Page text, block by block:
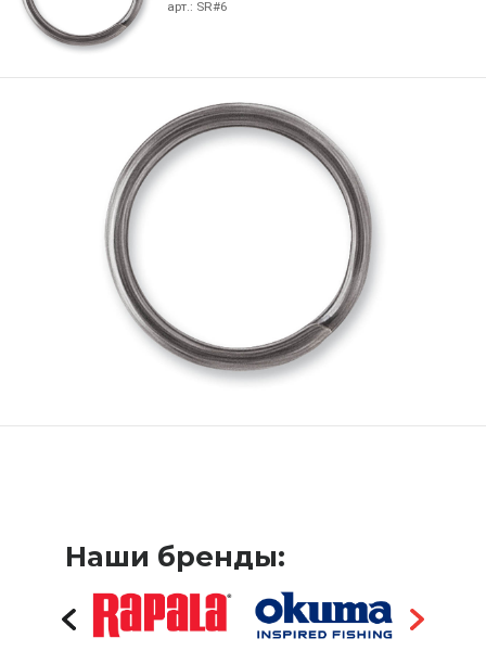
арт.: SR#6
Наши бренды: